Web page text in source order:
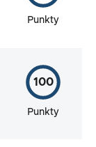
Punkty
100
Punkty